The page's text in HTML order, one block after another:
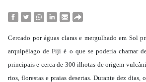
Cercado por águas claras e mergulhado em Sol
arquipélago de Fiji é o que se poderia chamar
principais e cerca de 300 ilhotas de origem
rios, florestas e praias desertas. Durante dez dias,